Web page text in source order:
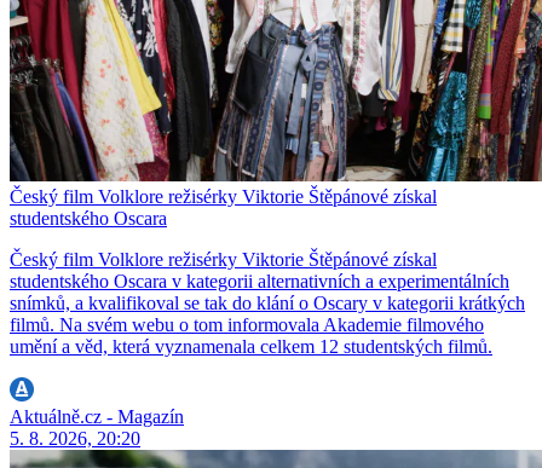
Český film Volklore režisérky Viktorie Štěpánové získal
studentského Oscara
Český film Volklore režisérky Viktorie Štěpánové získal
studentského Oscara v kategorii alternativních a experimentálních
snímků, a kvalifikoval se tak do klání o Oscary v kategorii krátkých
filmů. Na svém webu o tom informovala Akademie filmového
umění a věd, která vyznamenala celkem 12 studentských filmů.
Aktuálně.cz - Magazín
5. 8. 2026, 20:20